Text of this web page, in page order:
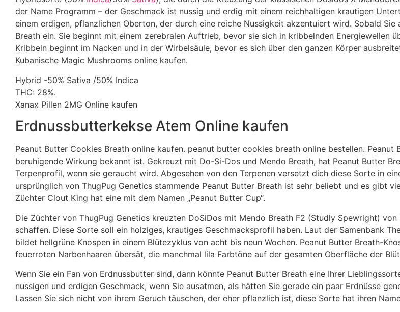
der Name Programm – der Geschmack ist nussig und erdig mit einem reichhaltigen krautigen
einem erdigen, pflanzlichen Oberton, der durch eine reiche Nussigkeit akzentuiert wird. Sobald
Breath ein. Sie beginnt mit einem zerebralen Auftrieb, bevor sie sich in kribbelnden Energiewellen
Kribbeln beginnt im Nacken und in der Wirbelsäule, bevor es sich über den ganzen Körper
Kubanische Magic Mushrooms online kaufen.
Hybrid -50% Sativa /50% Indica
THC: 28%.
Xanax Pillen 2MG Online kaufen
Erdnussbutterkekse Atem Online kaufen
Peanut Butter Cookies Breath online kaufen. peanut butter cookies breath online bestellen.
beruhigende Wirkung bekannt ist. Gekreuzt mit Do-Si-Dos und Mendo Breath, hat Peanut Butter
Terpenprofil, wenn sie geraucht wird. Abgesehen von den Terpenen versetzt dich diese Sorte in
ursprünglich von ThugPug Genetics stammende Peanut Butter Breath ist sehr beliebt und es gibt
Züchter Clout King hat eine mit dem Namen „Peanut Butter Cup“.
Die Züchter von ThugPug Genetics kreuzten DoSiDos mit Mendo Breath F2 (Studly Spewright)
schaffen. Diese Sorte soll ein holziges, krautiges Geschmacksprofil haben. Laut der Samenbank
bildet hellgrüne Knospen in einem Blütezyklus von acht bis neun Wochen. Peanut Butter Breath-
feuerroten Narbenhaaren übersät, die manchmal lila Farbtöne auf der gesamten Oberfläche der
Wenn Sie ein Fan von Erdnussbutter sind, dann könnte Peanut Butter Breath eine Ihrer
nussigen und erdigen Geschmack, wenn Sie ausatmen, als hätten Sie gerade ein paar Erdnüsse
Lassen Sie sich nicht von ihrem Geruch täuschen, der eher pflanzlich ist, diese Sorte hat ihren